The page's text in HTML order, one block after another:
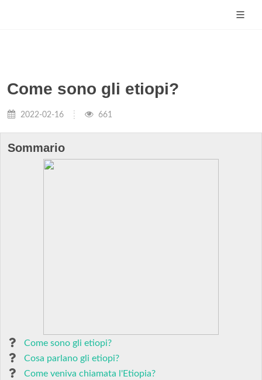
Come sono gli etiopi?
2022-02-16 661
Sommario
Come sono gli etiopi?
Cosa parlano gli etiopi?
Come veniva chiamata l'Etiopia?